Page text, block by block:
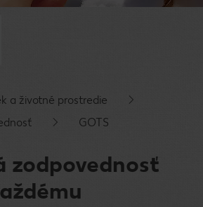
a životné prostredie
GOTS
zodpovednosť